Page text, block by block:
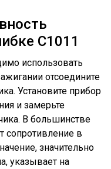
С1011
использовать
отсоедините
Установите прибор
и замерьте
В большинстве
сопротивление в
значительно
указывает на